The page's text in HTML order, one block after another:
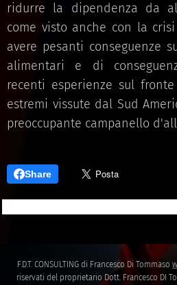
ridurre la dipendenza da
come visto anche con la
avere pesanti conseguenze
alimentari e di
recenti esperienze sul
estremi vissute dal Sud
preoccupante campanello
Share
F.D.T. CONSULTING di Francesco Di Tommaso
riservati del proprietario Dott. Francesco DI